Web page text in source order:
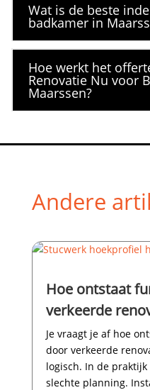
Wat is de beste
badkamer in
Hoe werkt het
Renovatie Nu voor
Maarssen?
Andere
Hoe ontstaat
verkeerde
Je vraagt je af hoe
door verkeerde
logisch.​ In de
slechte planning.​